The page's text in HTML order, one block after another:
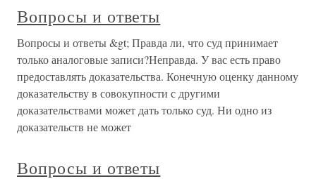
Вопросы и ответы
Вопросы и ответы &gt; Правда ли, что суд принимает
только аналоговые записи?Неправда. У вас есть право
предоставлять доказательства. Конечную оценку данному
доказательству в совокупности с другими
доказательствами может дать только суд. Ни одно из
доказательств не может
Вопросы и ответы